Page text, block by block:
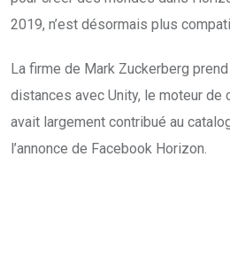
2019, n’est désormais plus
La firme de Mark Zuckerberg
distances avec Unity, le moteur de
avait largement contribué au
l’annonce de Facebook Horizon.